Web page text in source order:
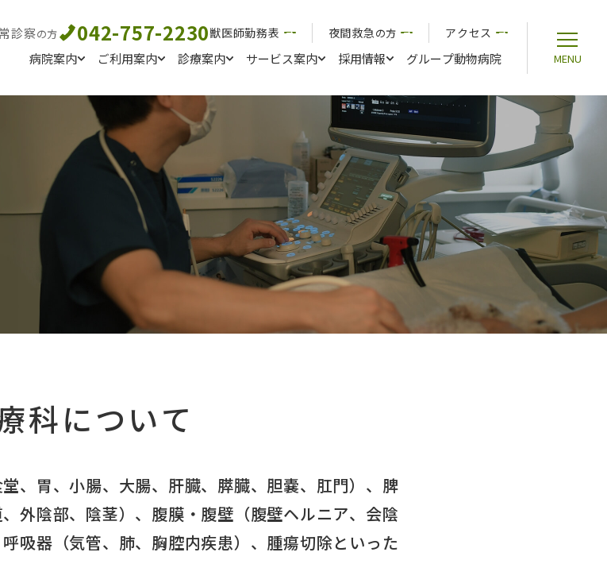
診察の方 042-757-2230獣医師勤務表 夜間救急 の方 アクセス
病院案内 ご利用案内 診療案内 サービス案内 採用情報 グループ動物病院 MENU
科について
、胃、小腸、大腸、肝臓、膵臓、胆嚢、肛門）、脾
外陰部、陰茎）、腹膜・腹壁（腹壁ヘルニア、会陰
吸器（気管、肺、胸腔内疾患）、腫瘍切除といった